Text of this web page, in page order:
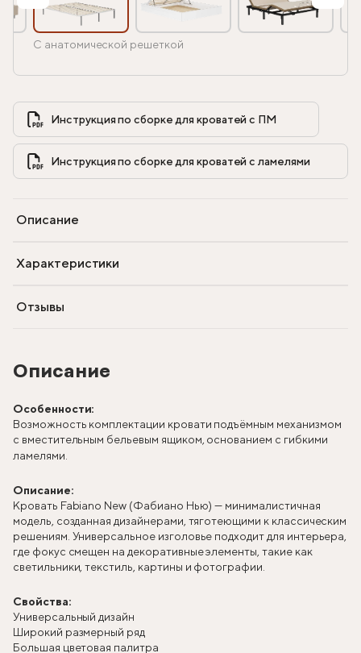
Описание
Особенности:
Возможность комплектации кровати подъёмным механизмом
с вместительным бельевым ящиком, основанием с гибкими
ламелями.
Описание:
Кровать Fabiano New (Фабиано Нью) — минималистичная
модель, созданная дизайнерами, тяготеющими к классическим
решениям. Универсальное изголовье подходит для интерьера,
где фокус смещен на декоративные элементы, такие как
светильники, текстиль, картины и фотографии.
Свойства:
Универсальный дизайн
Широкий размерный ряд
Большая цветовая палитра
С анатомической решеткой
Инструкция по сборке для кроватей с ПМ
Описание
Характеристики
Отзывы